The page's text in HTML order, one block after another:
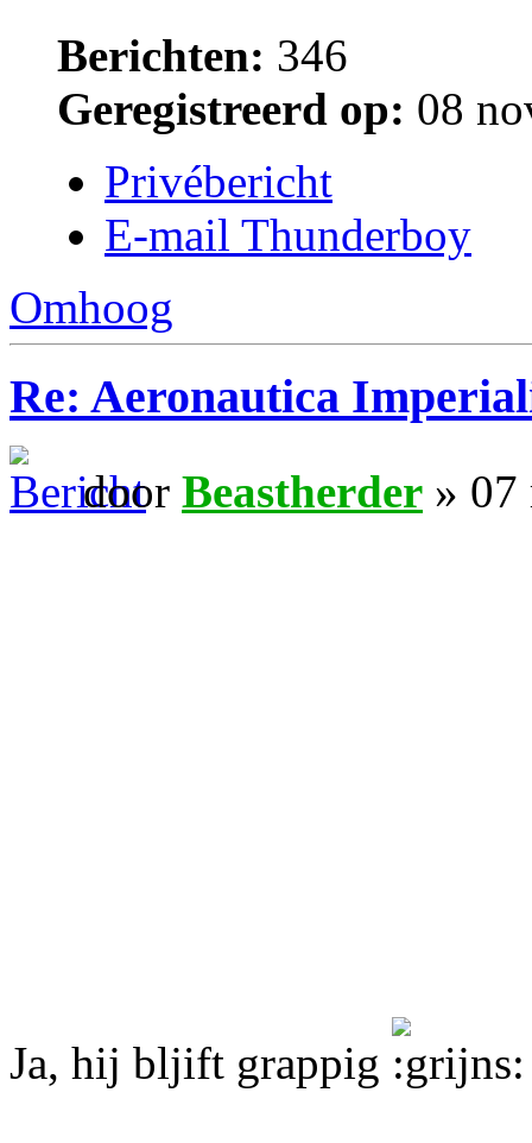
Berichten: 346
Geregistreerd op: 08
Privébericht
E-mail Thunderboy
Omhoog
Re: Aeronautica
door Beastherder » 07
Ja, hij bljift grappig